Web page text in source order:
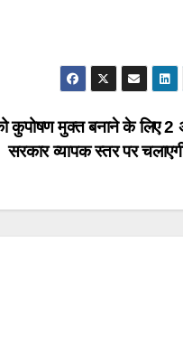
कुपोषण मुक्त बनाने के लिए 2
सरकार व्यापक स्तर पर